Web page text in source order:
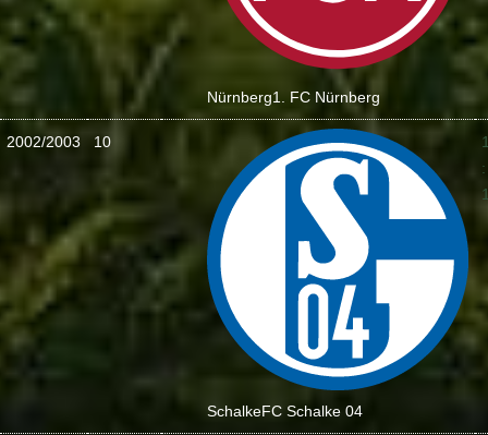
Nürnberg1. FC Nürnberg
2002/2003 10
SchalkeFC Schalke 04
: